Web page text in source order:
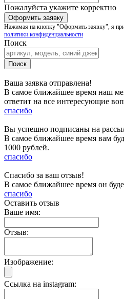
Пожалуйста укажите корректно
Нажимая на кнопку "Оформить заявку", я
политики конфиденциальности
Поиск
Ваша заявка отправлена!
В самое ближайшее время наш
ответит на все интересующие
спасибо
Вы успешно подписаны на
В самое ближайшее время вам
1000 рублей.
спасибо
Спасибо за ваш отзыв!
В самое ближайшее время он
спасибо
Оставить отзыв
Ваше имя:
Отзыв:
Изображение:
Ссылка на instagram: